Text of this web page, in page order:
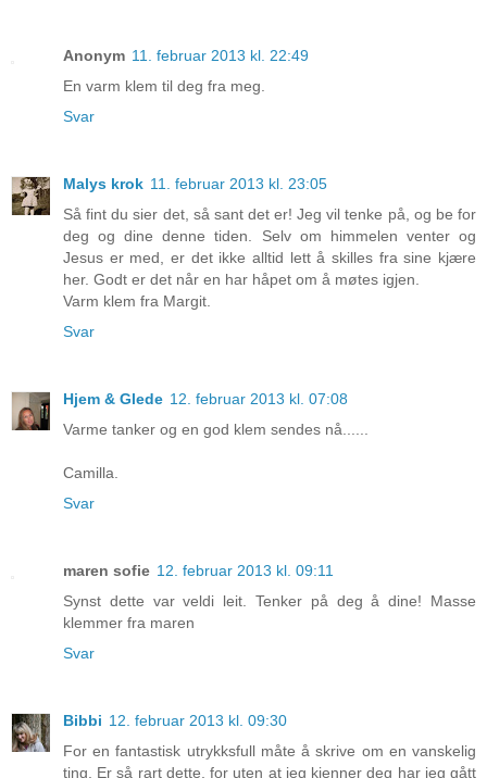
Anonym 11. februar 2013 kl. 22:49
En varm klem til deg fra meg.
Svar
Malys krok 11. februar 2013 kl. 23:05
Så fint du sier det, så sant det er! Jeg vil tenke på, og be for
deg og dine denne tiden. Selv om himmelen venter og
Jesus er med, er det ikke alltid lett å skilles fra sine kjære
her. Godt er det når en har håpet om å møtes igjen.
Varm klem fra Margit.
Svar
Hjem & Glede 12. februar 2013 kl. 07:08
Varme tanker og en god klem sendes nå......
Camilla.
Svar
maren sofie 12. februar 2013 kl. 09:11
Synst dette var veldi leit. Tenker på deg å dine! Masse
klemmer fra maren
Svar
Bibbi 12. februar 2013 kl. 09:30
For en fantastisk utrykksfull måte å skrive om en vanskelig
ting. Er så rart dette, for uten at jeg kjenner deg har jeg gått